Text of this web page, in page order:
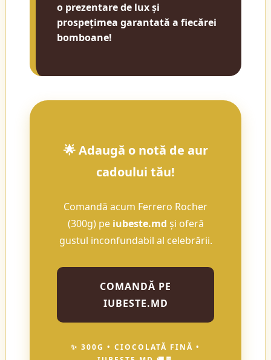
o prezentare de lux și
prospețimea garantată a fiecărei
bomboane!
🌟 Adaugă o notă de aur
cadoului tău!
Comandă acum Ferrero Rocher
(300g) pe iubeste.md și oferă
gustul inconfundabil al celebrării.
COMANDĂ PE
IUBESTE.MD
✨ 300G • CIOCOLATĂ FINĂ •